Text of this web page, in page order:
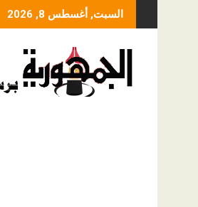
to
السبت, أغسطس 8, 2026